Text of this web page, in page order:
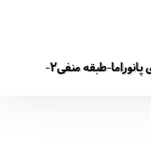
تهران- خیابان پیروزی-چهارراه کوکا کولا-مجتمع تجاری پانوراما-طبقه منفی2-